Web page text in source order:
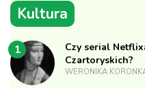
Kultura
1
Czy serial
Czartoryskich?
WERONIKA